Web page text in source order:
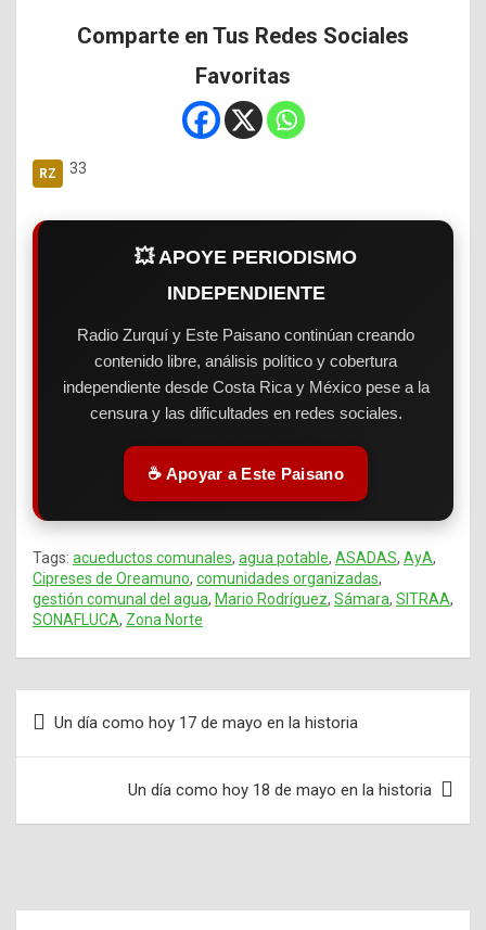
Comparte en Tus Redes Sociales
Favoritas
33
💥 APOYE PERIODISMO
INDEPENDIENTE
Radio Zurquí y Este Paisano continúan creando
contenido libre, análisis político y cobertura
independiente desde Costa Rica y México pese a la
censura y las dificultades en redes sociales.
☕ Apoyar a Este Paisano
Tags: acueductos comunales, agua potable, ASADAS, AyA,
Cipreses de Oreamuno, comunidades organizadas,
gestión comunal del agua, Mario Rodríguez, Sámara, SITRAA,
SONAFLUCA, Zona Norte
Navegación
entradas
Un día como hoy 17 de mayo en la historia
Un día como hoy 18 de mayo en la historia